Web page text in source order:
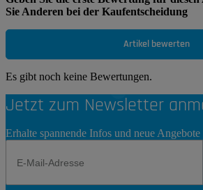
Sie Anderen bei der Kaufentscheidung
Artikel bewerten
Es gibt noch keine Bewertungen.
Jetzt zum Newsletter
Erhalte spannende Infos und neue